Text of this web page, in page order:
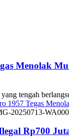
Menolak
tengah
1957 Tegas
Rp700